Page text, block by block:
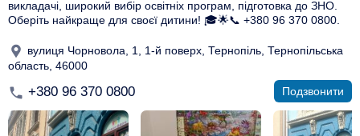
викладачі, широкий вибір освітніх програм, підготовка до ЗНО.
Оберіть найкраще для своєї дитини! 🎓🌟📞 +380 96 370 0800.
вулиця Чорновола, 1, 1-й поверх, Тернопіль, Тернопільська
область, 46000
+380 96 370 0800 Подзвонити